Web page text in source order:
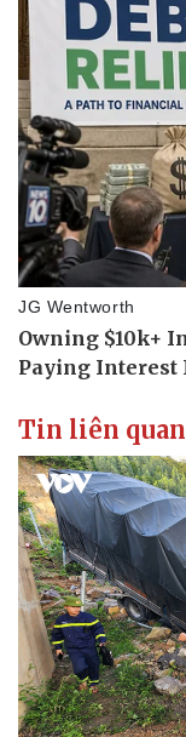
Pháp luật
Vụ án
Tin nóng
Tư vấn luật
Tin liên quan